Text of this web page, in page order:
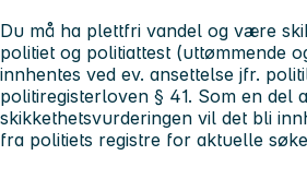
Du må ha plettfri vandel og være
politiet og politiattest (uttømmende
innhentes ved ev. ansettelse jfr.
politiregisterloven § 41. Som en del
skikkethetsvurderingen vil det bli
fra politiets registre for aktuelle